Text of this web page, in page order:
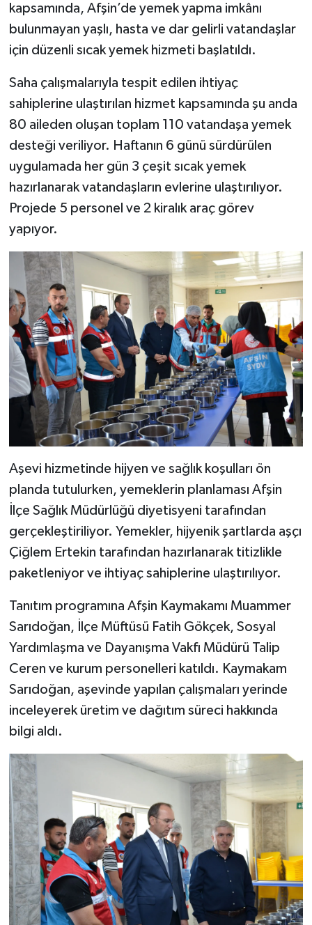
kapsamında, Afşin’de yemek yapma imkânı
bulunmayan yaşlı, hasta ve dar gelirli vatandaşlar
için düzenli sıcak yemek hizmeti başlatıldı.
Saha çalışmalarıyla tespit edilen ihtiyaç
sahiplerine ulaştırılan hizmet kapsamında şu anda
80 aileden oluşan toplam 110 vatandaşa yemek
desteği veriliyor. Haftanın 6 günü sürdürülen
uygulamada her gün 3 çeşit sıcak yemek
hazırlanarak vatandaşların evlerine ulaştırılıyor.
Projede 5 personel ve 2 kiralık araç görev
yapıyor.
Aşevi hizmetinde hijyen ve sağlık koşulları ön
planda tutulurken, yemeklerin planlaması Afşin
İlçe Sağlık Müdürlüğü diyetisyeni tarafından
gerçekleştiriliyor. Yemekler, hijyenik şartlarda aşçı
Çiğlem Ertekin tarafından hazırlanarak titizlikle
paketleniyor ve ihtiyaç sahiplerine ulaştırılıyor.
Tanıtım programına Afşin Kaymakamı Muammer
Sarıdoğan, İlçe Müftüsü Fatih Gökçek, Sosyal
Yardımlaşma ve Dayanışma Vakfı Müdürü Talip
Ceren ve kurum personelleri katıldı. Kaymakam
Sarıdoğan, aşevinde yapılan çalışmaları yerinde
inceleyerek üretim ve dağıtım süreci hakkında
bilgi aldı.